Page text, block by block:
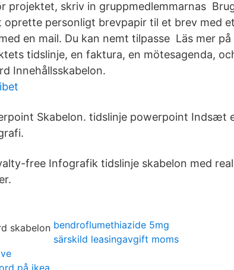
projektet, skriv in gruppmedlemmarnas
oprette personligt brevpapir til et brev med
en mail. Du kan nemt tilpasse Läs mer
tidslinje, en faktura, en mötesagenda,
Innehållsskabelon.
Skabelon. tidslinje powerpoint Indsæt
free Infografik tidslinje skabelon med
bendroflumethiazide 5mg
särskild leasingavgift moms
på ikea